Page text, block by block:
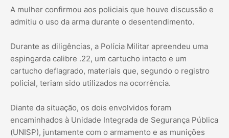
A mulher confirmou aos policiais que houve discussão e
admitiu o uso da arma durante o desentendimento.
Durante as diligências, a Polícia Militar apreendeu uma
espingarda calibre .22, um cartucho intacto e um
cartucho deflagrado, materiais que, segundo o registro
policial, teriam sido utilizados na ocorrência.
Diante da situação, os dois envolvidos foram
encaminhados à Unidade Integrada de Segurança Pública
(UNISP), juntamente com o armamento e as munições